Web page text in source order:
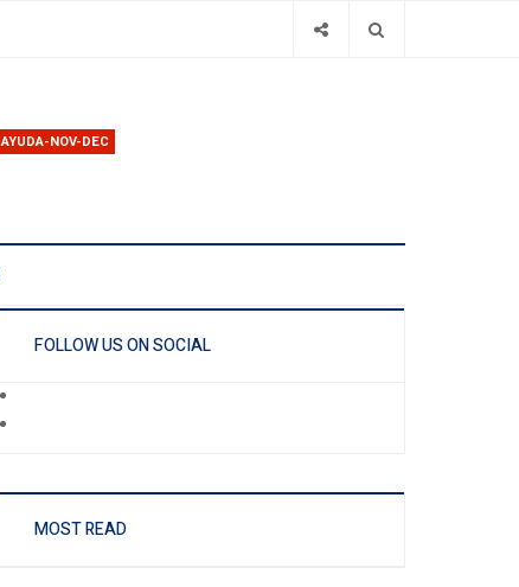
AYUDA-NOV-DEC
FOLLOW US ON SOCIAL
MOST READ